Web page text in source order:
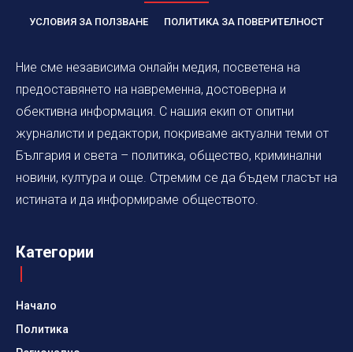
УСЛОВИЯ ЗА ПОЛЗВАНЕ ПОЛИТИКА ЗА ПОВЕРИТЕЛНОСТ
Ние сме независима онлайн медия, посветена на
предоставянето на навременна, достоверна и
обективна информация. С нашия екип от опитни
журналисти и редактори, покриваме актуални теми от
България и света – политика, общество, криминални
новини, култура и още. Стремим се да бъдем гласът на
истината и да информираме обществото.
Категории
Начало
Политика